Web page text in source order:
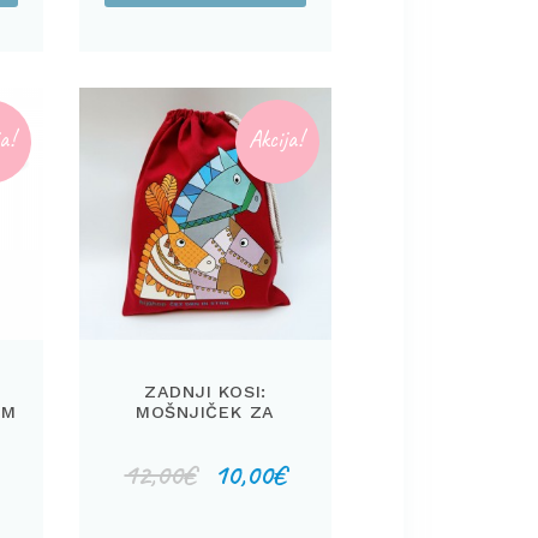
Akcija!
ZADNJI KOSI:
MOŠNJIČEK ZA
12,00€ Izvirna
cena
10,00€Trenutna
cena